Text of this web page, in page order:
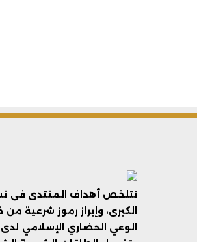
تتلخص أهداف المنتدى فى
الكبرى، وإبراز رموز شرعية
الوعي الحضاري الإسلامي